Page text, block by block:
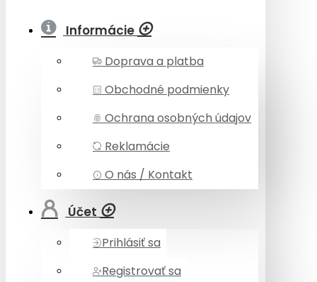
Informácie
Doprava a platba
Obchodné podmienky
Ochrana osobných údajov
Reklamácie
O nás / Kontakt
Účet
Prihlásiť sa
Registrovať sa